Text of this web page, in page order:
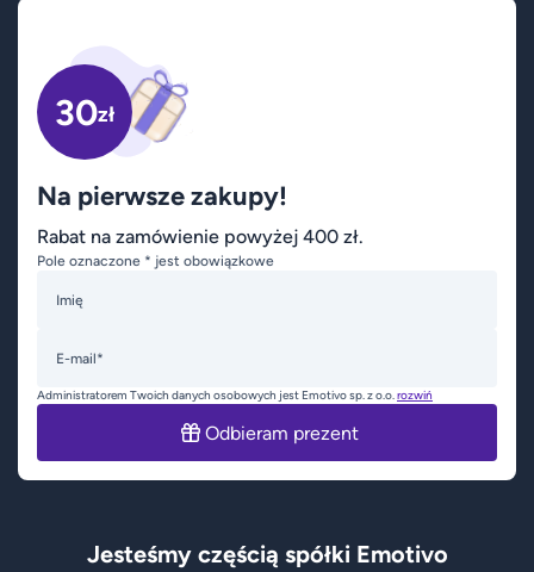
30zł
Na pierwsze zakupy!
Rabat na zamówienie powyżej 400 zł.
Pole oznaczone * jest obowiązkowe
Imię
E-mail*
Administratorem Twoich danych osobowych jest Emotivo sp. z o.o.rozwiń
Odbieram prezent
Jesteśmy częścią spółki Emotivo